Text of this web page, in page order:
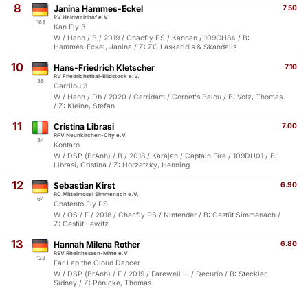
8
168
7.50
Janina Hammes-Eckel
RV Heidwaldhof e.V
Kan Fly 3
W / Hann / B / 2019 / Chacfly PS / Kannan / 109CH84 / B:
Hammes-Eckel, Janina / Z: ZG Laskaridis & Skandalis
10
36
7.10
Hans-Friedrich Kletscher
RV Friedrichsthal-Bildstock e.V.
Carrilou 3
W / Hann / Db / 2020 / Carridam / Cornet's Balou / B: Volz, Thomas
/ Z: Kleine, Stefan
11
34
7.00
Cristina Librasi
RFV Neunkirchen-City e.V.
Kontaro
W / DSP (BrAnh) / B / 2018 / Karajan / Captain Fire / 109DU01 / B:
Librasi, Cristina / Z: Horzetzky, Henning
12
64
6.90
Sebastian Kirst
RC Mittelmosel Simmenach e.V.
Chatento Fly PS
W / OS / F / 2018 / Chacfly PS / Nintender / B: Gestüt Simmenach /
Z: Gestüt Lewitz
13
123
6.80
Hannah Milena Rother
RSV Rheinhessen-Mitte e.V
Far Lap the Cloud Dancer
W / DSP (BrAnh) / F / 2019 / Farewell III / Decurio / B: Steckler,
Sidney / Z: Pönicke, Thomas